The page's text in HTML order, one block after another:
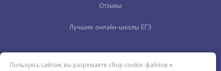
Отзывы
Лучшие онлайн-школы ЕГЭ
Пользуясь сайтом, вы разрешаете сбор cookie-файлов и